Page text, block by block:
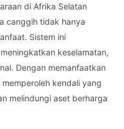
di Afrika Selatan
canggih tidak hanya
Sistem ini
keselamatan,
Dengan memanfaatkan
kendali yang
melindungi aset berharga